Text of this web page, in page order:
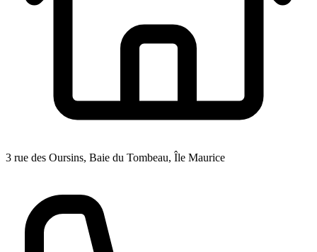
3 rue des Oursins, Baie du Tombeau, Île Maurice